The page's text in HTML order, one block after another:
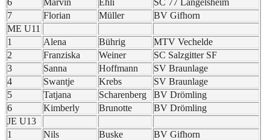
7
Florian Müller
BV Gifhorn
ME U11
1
Alena Bührig
MTV Vechelde
2
Franziska Weiner
SC Salzgitter SF
3
Sanna Hoffmann
SV Braunlage
4
Swantje Krebs
SV Braunlage
5
Tatjana Scharenberg
BV Drömling
6
Kimberly Brunotte
BV Drömling
JE U13
1
Nils Buske
BV Gifhorn